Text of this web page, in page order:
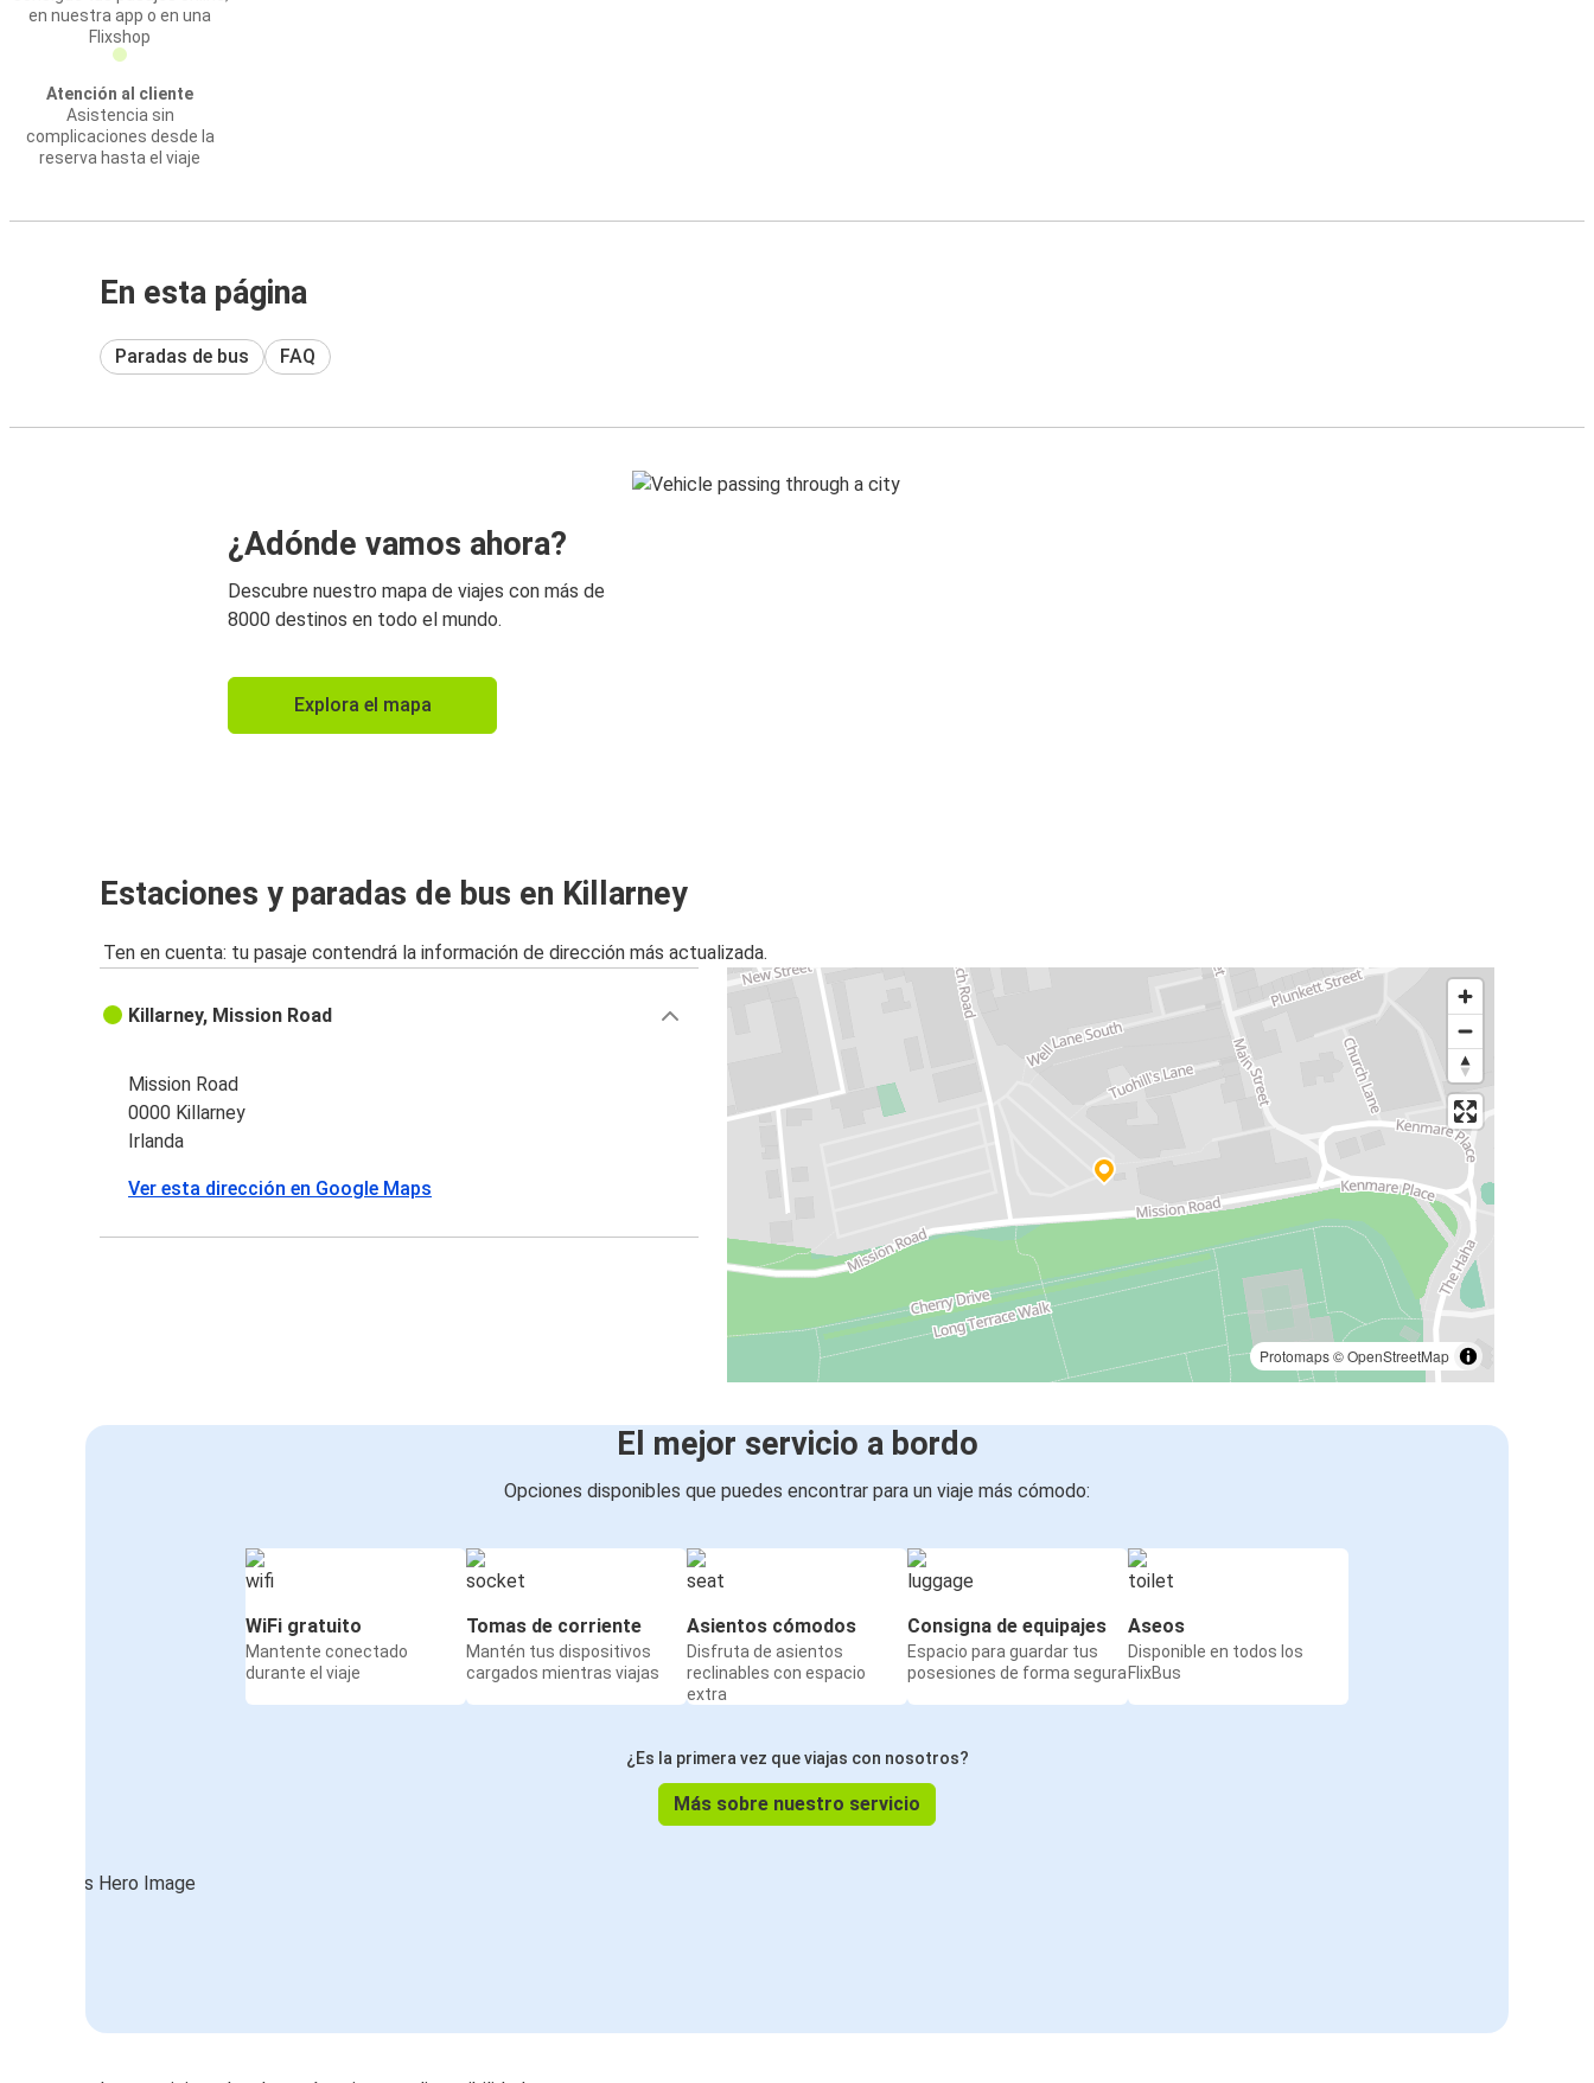
en nuestra app o en una
Flixshop
Atención al cliente
Asistencia sin
complicaciones desde la
reserva hasta el viaje
En esta página
Paradas de bus FAQ
¿Adónde vamos ahora?
Descubre nuestro mapa de viajes con más de
8000 destinos en todo el mundo.
Explora el mapa
Estaciones y paradas de bus en Killarney
Ten en cuenta: tu pasaje contendrá la información de dirección más actualizada.
Protomaps©OpenStreetMap
Killarney, Mission Road
Mission Road
0000 Killarney
Irlanda
Ver esta dirección en Google Maps
El mejor servicio a bordo
Opciones disponibles que puedes encontrar para un viaje más cómodo:
WiFi gratuito
Mantente conectado
durante el viaje
Tomas de corriente
Mantén tus dispositivos
cargados mientras viajas
Asientos cómodos
Disfruta de asientos
reclinables con espacio
extra
Consigna de equipajes
Espacio para guardar tus
posesiones de forma segura
Aseos
Disponible en todos los
FlixBus
¿Es la primera vez que viajas con nosotros?
Más sobre nuestro servicio